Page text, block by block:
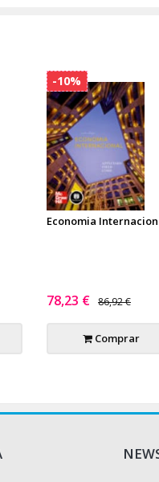
Economia
78,23 € 86,92 €
Comprar
-10%